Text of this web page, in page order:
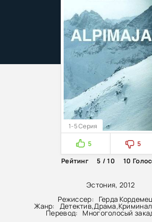
Эстония, 2012
Режиссер:
Герда
Жанр: Детектив,Драма,Криминал
Перевод: Многоголосый
1-5 Серия
5
5
Рейтинг
5 / 10 10